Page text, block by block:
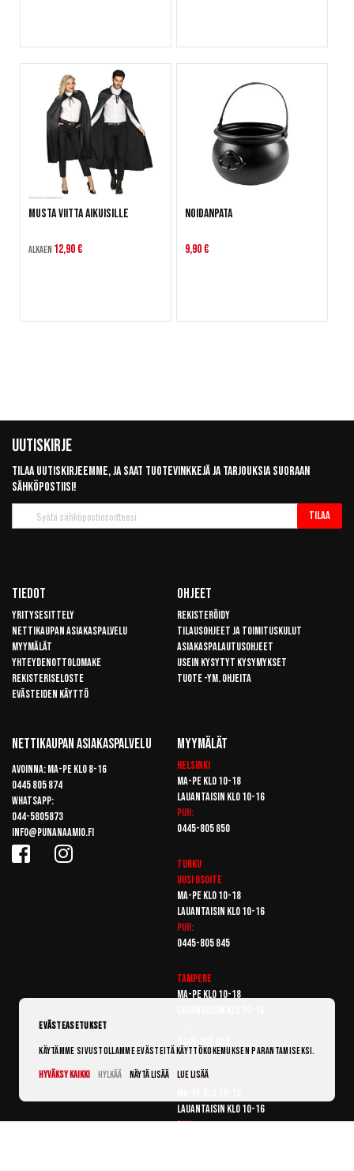
Musta viitta aikuisille
Alkaen 12,90 €
Noidanpata
9,90 €
Uutiskirje
Tilaa uutiskirjeemme, ja saat tuotevinkkejä ja tarjouksia suoraan
sähköpostiisi!
uutiskirje
Tilaa
Tiedot
Yritysesittely
Nettikaupan asiakaspalvelu
Myymälät
Yhteydenottolomake
Rekisteriseloste
Evästeiden käyttö
Ohjeet
Rekisteröidy
Tilausohjeet ja toimituskulut
Asiakaspalautusohjeet
Usein kysytyt kysymykset
Tuote -ym. ohjeita
Nettikaupan Asiakaspalvelu
Avoinna: Ma-pe klo 8-16
0445 805 874
Whatsapp:
044-5805873
info@punanaamio.fi
Myymälät
Helsinki
Ma-pe klo 10-18
Lauantaisin klo 10-16
Puh:
0445-805 850
Turku
Uusi osoite
Ma-pe klo 10-18
Lauantaisin klo 10-16
Puh:
0445-805 845
Tampere
Ma-pe klo 10-18
Vantaa
Lauantaisin klo 10-16
Puh:
Evästeasetukset
Käytämme sivustollamme evästeitä käyttökokemuksen parantamiseksi.
Hyväksy kaikki
Hylkää Näytä lisää Lue lisää